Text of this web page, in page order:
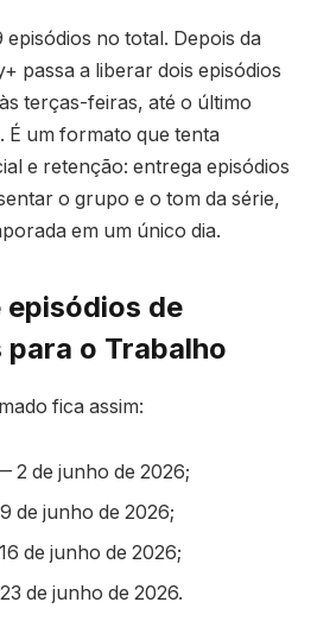
episódios no total. Depois da
passa a liberar dois episódios
terças-feiras, até o último
É um formato que tenta
e retenção: entrega episódios
o grupo e o tom da série,
em um único dia.
episódios de
o Trabalho
fica assim:
2 de junho de 2026;
de junho de 2026;
de junho de 2026;
de junho de 2026.